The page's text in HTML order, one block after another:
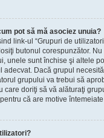
pot să mă asociez unuia?
link-ul “Grupuri de
butonul corespunzător.
unele sunt închise şi altele
Dacă grupul
grupului va trebui să
care doriţi să vă alăturaţi
că are motive